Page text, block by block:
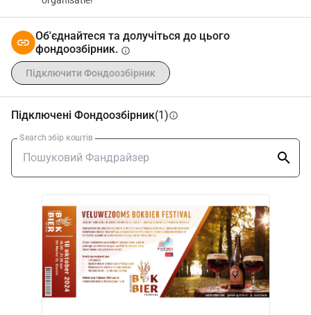
Об'єднайтеся та долучіться до цього
фондоозбірник. info
Підключити Фондоозбірник
Підключені Фондоозбірник(1)info
Search збір коштів